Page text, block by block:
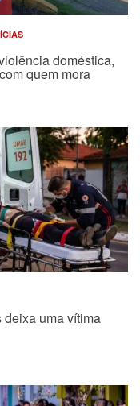
doméstica,
quem mora
uma vítima